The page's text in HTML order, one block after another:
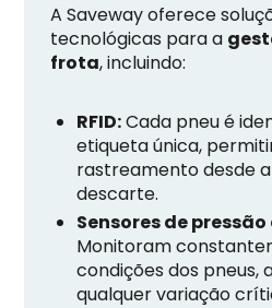
A Saveway oferece
tecnológicas para a
frota, incluindo:
RFID:Cada pneu é
etiqueta única,
rastreamento desde
descarte.
Sensores de
Monitoram
condições dos pneus,
qualquer variação